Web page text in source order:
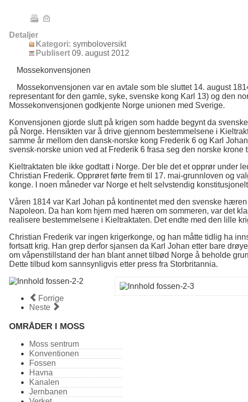
Detaljer
Kategori: symboloversikt
Publisert 09. august 2012
Mossekonvensjonen
Mossekonvensjonen var en avtale som ble sluttet 14. august
representant for den gamle, syke, svenske kong Karl 13) og den
Mossekonvensjonen godkjente Norge unionen med Sverige.
Konvensjonen gjorde slutt på krigen som hadde begynt da
på Norge. Hensikten var å drive gjennom bestemmelsene i
samme år mellom den dansk-norske kong Frederik 6 og Karl
svensk-norske union ved at Frederik 6 frasa seg den norske krone
Kieltraktaten ble ikke godtatt i Norge. Der ble det et opprør under
Christian Frederik. Opprøret førte frem til 17. mai-grunnloven og
konge. I noen måneder var Norge et helt selvstendig
Våren 1814 var Karl Johan på kontinentet med den svenske
Napoleon. Da han kom hjem med hæren om sommeren, var det
realisere bestemmelsene i Kieltraktaten. Det endte med den lille
Christian Frederik var ingen krigerkonge, og han måtte tidlig ha
fortsatt krig. Han grep derfor sjansen da Karl Johan etter bare
om våpenstillstand der han blant annet tilbød Norge å beholde
Dette tilbud kom sannsynligvis etter press fra Storbritannia.
Forrige
Neste
OMRÅDER I MOSS
Moss sentrum
Konventionen
Fossen
Havna
Kanalen
Jernbanen